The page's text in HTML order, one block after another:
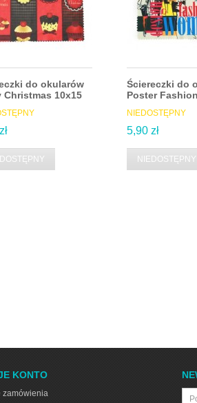
do okularów
Christmas 10x15
Ściereczki do
Poster
NIEDOSTĘPNY
5,90 zł
NIEDOSTĘPNY
KONTO
zamówienia